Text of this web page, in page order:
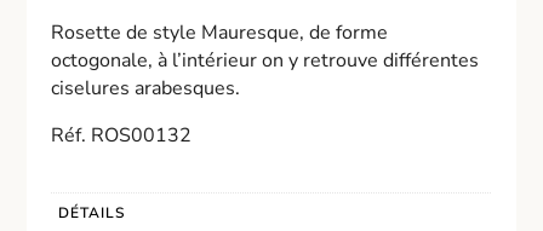
Rosette de style Mauresque, de forme
octogonale, à l’intérieur on y retrouve différentes
ciselures arabesques.
Réf. ROS00132
DÉTAILS